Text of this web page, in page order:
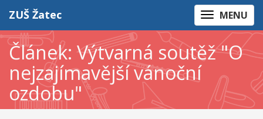
MENU
ZUŠ Žatec
Článek: Výtvarná soutěž "O
nejzajímavější vánoční
ozdobu"